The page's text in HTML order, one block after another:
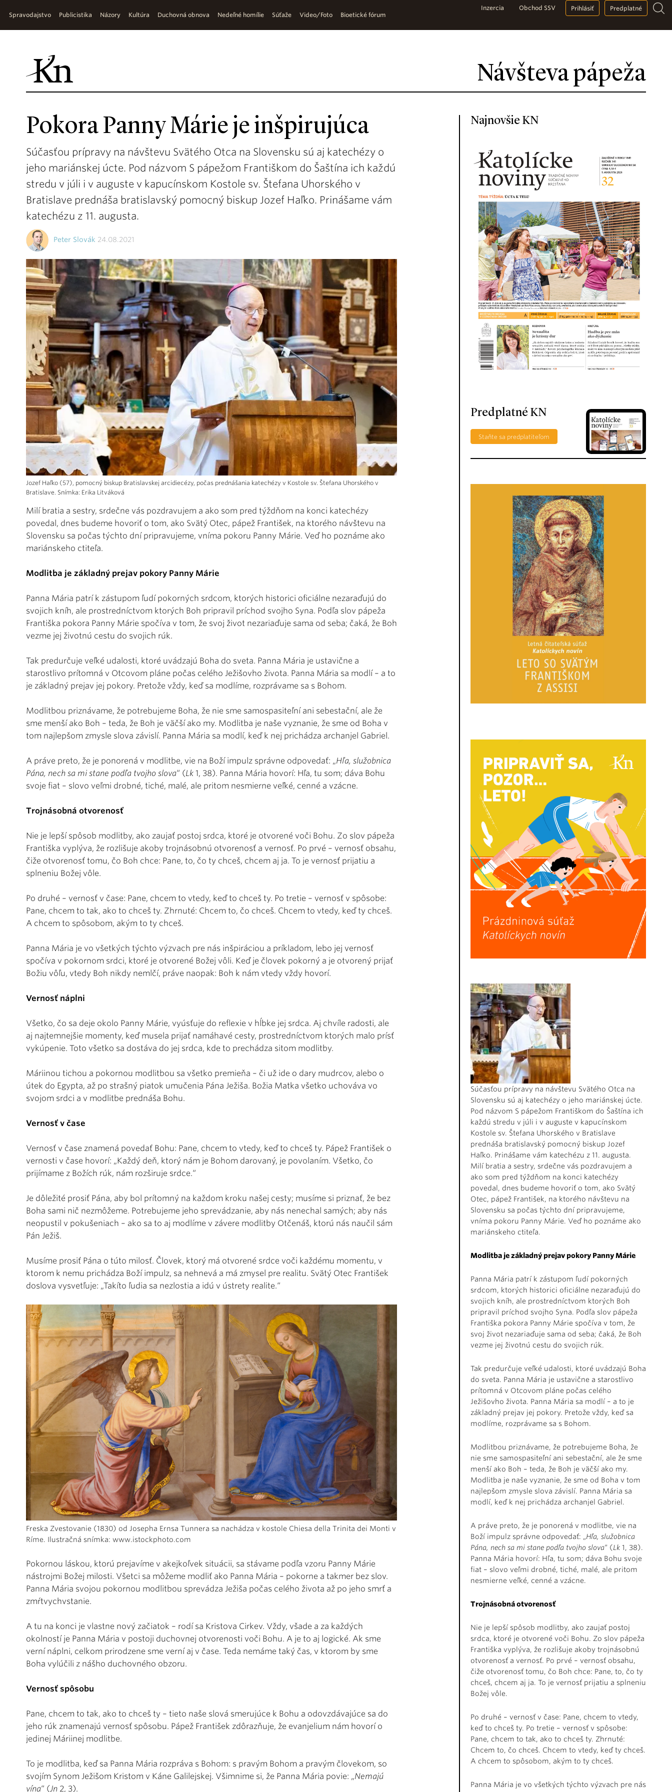
Návšteva pápeža
Spravodajstvo Publicistika Názory Kultúra Duchovná obnova Nedeľné homílie Súťaže Video/Foto Bioetické fórum
Inzercia Obchod SSV Prihlásiť Predplatné
Pokora Panny Márie je inšpirujúca
Súčasťou prípravy na návštevu Svätého Otca na Slovensku sú aj katechézy o
jeho mariánskej úcte. Pod názvom S pápežom Františkom do Šaštína ich každú
stredu v júli i v auguste v kapucínskom Kostole sv. Štefana Uhorského v
Bratislave prednáša bratislavský pomocný biskup Jozef Haľko. Prinášame vám
katechézu z 11. augusta.
Peter Slovák 24.08.2021
Jozef Haľko (57), pomocný biskup Bratislavskej arcidiecézy, počas prednášania katechézy v Kostole sv. Štefana Uhorského v
Bratislave. Snímka: Erika Litváková
Milí bratia a sestry, srdečne vás pozdravujem a ako som pred týždňom na konci katechézy
povedal, dnes budeme hovoriť o tom, ako Svätý Otec, pápež František, na ktorého návštevu na
Slovensku sa počas týchto dní pripravujeme, vníma pokoru Panny Márie. Veď ho poznáme ako
mariánskeho ctiteľa.
Modlitba je základný prejav pokory Panny Márie
Panna Mária patrí k zástupom ľudí pokorných srdcom, ktorých historici oficiálne nezaraďujú do
svojich kníh, ale prostredníctvom ktorých Boh pripravil príchod svojho Syna. Podľa slov pápeža
Františka pokora Panny Márie spočíva v tom, že svoj život nezariaďuje sama od seba; čaká, že Boh
vezme jej životnú cestu do svojich rúk.
Tak predurčuje veľké udalosti, ktoré uvádzajú Boha do sveta. Panna Mária je ustavične a
starostlivo prítomná v Otcovom pláne počas celého Ježišovho života. Panna Mária sa modlí – a to
je základný prejav jej pokory. Pretože vždy, keď sa modlíme, rozprávame sa s Bohom.
Modlitbou priznávame, že potrebujeme Boha, že nie sme samospasiteľní ani sebestační, ale že
sme menší ako Boh – teda, že Boh je väčší ako my. Modlitba je naše vyznanie, že sme od Boha v
tom najlepšom zmysle slova závislí. Panna Mária sa modlí, keď k nej prichádza archanjel Gabriel.
A práve preto, že je ponorená v modlitbe, vie na Boží impulz správne odpovedať: „Hľa, služobnica
Pána, nech sa mi stane podľa tvojho slova“ (Lk 1, 38). Panna Mária hovorí: Hľa, tu som; dáva Bohu
svoje fiat – slovo veľmi drobné, tiché, malé, ale pritom nesmierne veľké, cenné a vzácne.
Trojnásobná otvorenosť
Nie je lepší spôsob modlitby, ako zaujať postoj srdca, ktoré je otvorené voči Bohu. Zo slov pápeža
Františka vyplýva, že rozlišuje akoby trojnásobnú otvorenosť a vernosť. Po prvé – vernosť obsahu,
čiže otvorenosť tomu, čo Boh chce: Pane, to, čo ty chceš, chcem aj ja. To je vernosť prijatiu a
splneniu Božej vôle.
Po druhé – vernosť v čase: Pane, chcem to vtedy, keď to chceš ty. Po tretie – vernosť v spôsobe:
Pane, chcem to tak, ako to chceš ty. Zhrnuté: Chcem to, čo chceš. Chcem to vtedy, keď ty chceš.
A chcem to spôsobom, akým to ty chceš.
Panna Mária je vo všetkých týchto výzvach pre nás inšpiráciou a príkladom, lebo jej vernosť
spočíva v pokornom srdci, ktoré je otvorené Božej vôli. Keď je človek pokorný a je otvorený prijať
Božiu vôľu, vtedy Boh nikdy nemlčí, práve naopak: Boh k nám vtedy vždy hovorí.
Vernosť náplni
Všetko, čo sa deje okolo Panny Márie, vyúsťuje do reflexie v hĺbke jej srdca. Aj chvíle radosti, ale
aj najtemnejšie momenty, keď musela prijať namáhavé cesty, prostredníctvom ktorých malo prísť
vykúpenie. Toto všetko sa dostáva do jej srdca, kde to prechádza sitom modlitby.
Máriinou tichou a pokornou modlitbou sa všetko premieňa – či už ide o dary mudrcov, alebo o
útek do Egypta, až po strašný piatok umučenia Pána Ježiša. Božia Matka všetko uchováva vo
svojom srdci a v modlitbe prednáša Bohu.
Vernosť v čase
Vernosť v čase znamená povedať Bohu: Pane, chcem to vtedy, keď to chceš ty. Pápež František o
vernosti v čase hovorí: „Každý deň, ktorý nám je Bohom darovaný, je povolaním. Všetko, čo
prijímame z Božích rúk, nám rozširuje srdce.“
Je dôležité prosiť Pána, aby bol prítomný na každom kroku našej cesty; musíme si priznať, že bez
Boha sami nič nezmôžeme. Potrebujeme jeho sprevádzanie, aby nás nenechal samých; aby nás
neopustil v pokušeniach – ako sa to aj modlíme v závere modlitby Otčenáš, ktorú nás naučil sám
Pán Ježiš.
Musíme prosiť Pána o túto milosť. Človek, ktorý má otvorené srdce voči každému momentu, v
ktorom k nemu prichádza Boží impulz, sa nehnevá a má zmysel pre realitu. Svätý Otec František
doslova vysvetľuje: „Takíto ľudia sa nezlostia a idú v ústrety realite.“
Freska Zvestovanie (1830) od Josepha Ernsa Tunnera sa nachádza v kostole Chiesa della Trinita dei Monti v
Ríme. Ilustračná snímka: www.istockphoto.com
Pokornou láskou, ktorú prejavíme v akejkoľvek situácii, sa stávame podľa vzoru Panny Márie
nástrojmi Božej milosti. Všetci sa môžeme modliť ako Panna Mária – pokorne a takmer bez slov.
Panna Mária svojou pokornou modlitbou sprevádza Ježiša počas celého života až po jeho smrť a
zmŕtvychvstanie.
A tu na konci je vlastne nový začiatok – rodí sa Kristova Cirkev. Vždy, všade a za každých
okolností je Panna Mária v postoji duchovnej otvorenosti voči Bohu. A je to aj logické. Ak sme
verní náplni, celkom prirodzene sme verní aj v čase. Teda nemáme taký čas, v ktorom by sme
Boha vylúčili z nášho duchovného obzoru.
Vernosť spôsobu
Pane, chcem to tak, ako to chceš ty – tieto naše slová smerujúce k Bohu a odovzdávajúce sa do
jeho rúk znamenajú vernosť spôsobu. Pápež František zdôrazňuje, že evanjelium nám hovorí o
jedinej Máriinej modlitbe.
To je modlitba, keď sa Panna Mária rozpráva s Bohom: s pravým Bohom a pravým človekom, so
svojím Synom Ježišom Kristom v Káne Galilejskej. Všimnime si, že Panna Mária povie: „Nemajú
vína“ (Jn 2, 3).
Najnovšie KN
Predplatné KN
Staňte sa predplatiteľom
Súčasťou prípravy na návštevu Svätého Otca na
Slovensku sú aj katechézy o jeho mariánskej úcte.
Pod názvom S pápežom Františkom do Šaštína ich
každú stredu v júli i v auguste v kapucínskom
Kostole sv. Štefana Uhorského v Bratislave
prednáša bratislavský pomocný biskup Jozef
Haľko. Prinášame vám katechézu z 11. augusta.
Milí bratia a sestry, srdečne vás pozdravujem a
ako som pred týždňom na konci katechézy
povedal, dnes budeme hovoriť o tom, ako Svätý
Otec, pápež František, na ktorého návštevu na
Slovensku sa počas týchto dní pripravujeme,
vníma pokoru Panny Márie. Veď ho poznáme ako
mariánskeho ctiteľa.
Modlitba je základný prejav pokory Panny Márie
Panna Mária patrí k zástupom ľudí pokorných
srdcom, ktorých historici oficiálne nezaraďujú do
svojich kníh, ale prostredníctvom ktorých Boh
pripravil príchod svojho Syna. Podľa slov pápeža
Františka pokora Panny Márie spočíva v tom, že
svoj život nezariaďuje sama od seba; čaká, že Boh
vezme jej životnú cestu do svojich rúk.
Tak predurčuje veľké udalosti, ktoré uvádzajú Boha
do sveta. Panna Mária je ustavične a starostlivo
prítomná v Otcovom pláne počas celého
Ježišovho života. Panna Mária sa modlí – a to je
základný prejav jej pokory. Pretože vždy, keď sa
modlíme, rozprávame sa s Bohom.
Modlitbou priznávame, že potrebujeme Boha, že
nie sme samospasiteľní ani sebestační, ale že sme
menší ako Boh – teda, že Boh je väčší ako my.
Modlitba je naše vyznanie, že sme od Boha v tom
najlepšom zmysle slova závislí. Panna Mária sa
modlí, keď k nej prichádza archanjel Gabriel.
A práve preto, že je ponorená v modlitbe, vie na
Boží impulz správne odpovedať: „Hľa, služobnica
Pána, nech sa mi stane podľa tvojho slova“ (Lk 1, 38).
Panna Mária hovorí: Hľa, tu som; dáva Bohu svoje
fiat – slovo veľmi drobné, tiché, malé, ale pritom
nesmierne veľké, cenné a vzácne.
Trojnásobná otvorenosť
Nie je lepší spôsob modlitby, ako zaujať postoj
srdca, ktoré je otvorené voči Bohu. Zo slov pápeža
Františka vyplýva, že rozlišuje akoby trojnásobnú
otvorenosť a vernosť. Po prvé – vernosť obsahu,
čiže otvorenosť tomu, čo Boh chce: Pane, to, čo ty
chceš, chcem aj ja. To je vernosť prijatiu a splneniu
Božej vôle.
Po druhé – vernosť v čase: Pane, chcem to vtedy,
keď to chceš ty. Po tretie – vernosť v spôsobe:
Pane, chcem to tak, ako to chceš ty. Zhrnuté:
Chcem to, čo chceš. Chcem to vtedy, keď ty chceš.
A chcem to spôsobom, akým to ty chceš.
Panna Mária je vo všetkých týchto výzvach pre nás